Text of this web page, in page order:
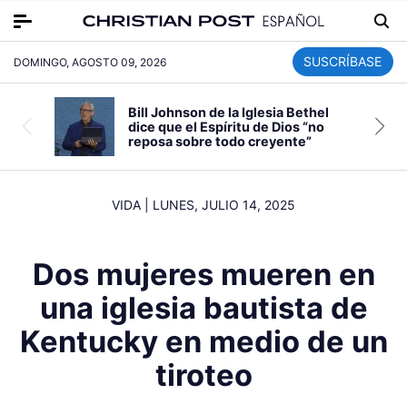
DOMINGO, AGOSTO 09, 2026 SUSCRÍBASE
Bill Johnson de la Iglesia Bethel
dice que el Espíritu de Dios “no
reposa sobre todo creyente”
VIDA LUNES, JULIO 14, 2025
Dos mujeres mueren en
una iglesia bautista de
Kentucky en medio de un
tiroteo